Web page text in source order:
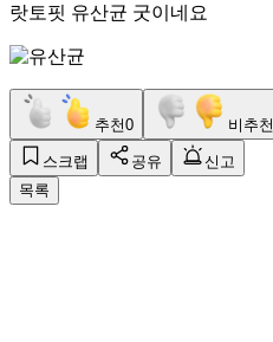
랏토핏 유산균 굿이네요
추천0 비추천
스크랩 공유
신고
목록